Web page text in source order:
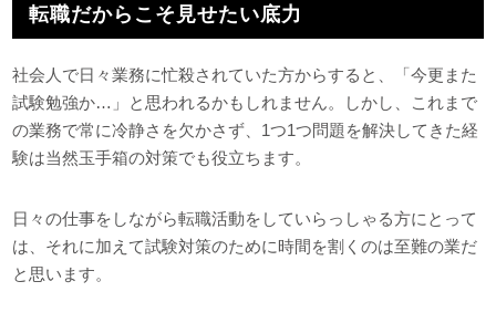
転職だからこそ見せたい底力
社会人で日々業務に忙殺されていた方からすると、「今更また
試験勉強か…」と思われるかもしれません。しかし、これまで
の業務で常に冷静さを欠かさず、1つ1つ問題を解決してきた経
験は当然玉手箱の対策でも役立ちます。
日々の仕事をしながら転職活動をしていらっしゃる方にとって
は、それに加えて試験対策のために時間を割くのは至難の業だ
と思います。